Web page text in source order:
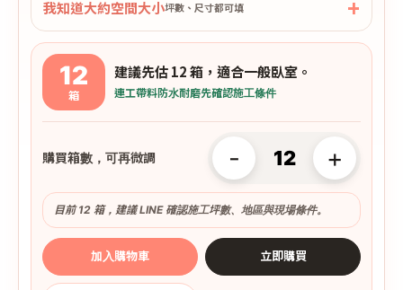
我知道大約空間大小坪數、尺寸都可填
12
箱
建議先估 12 箱，適合一般臥室。
連工帶料防水耐磨先確認施工條件
購買箱數，可再微調 - +
目前 12 箱，建議 LINE 確認施工坪數、地區與現場條件。
加入購物車 立即購買